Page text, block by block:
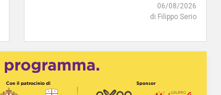
06/08/2026
di Filippo Serio